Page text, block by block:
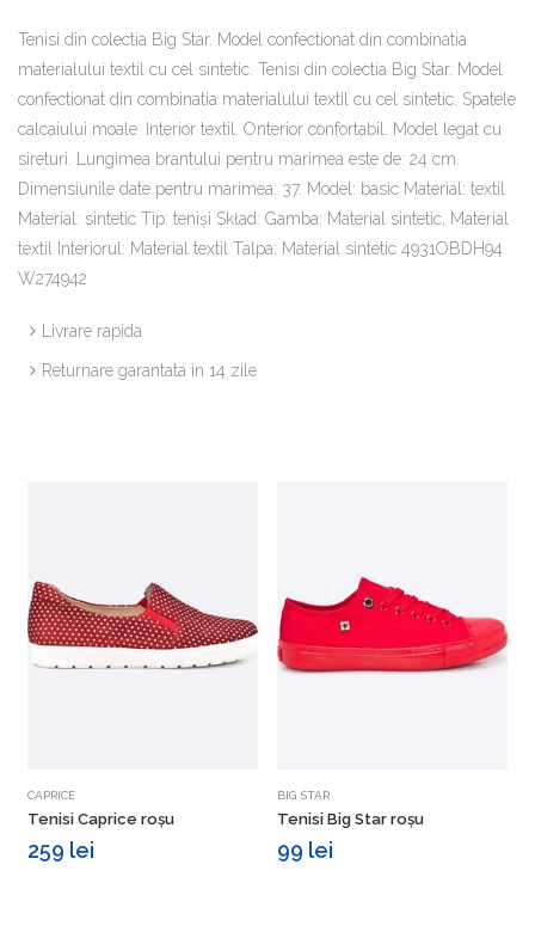
Tenisi din colectia Big Star. Model confectionat din combinatia
materialului textil cu cel sintetic. Tenisi din colectia Big Star. Model
confectionat din combinatia materialului textil cu cel sintetic. Spatele
calcaiului moale. Interior textil. Onterior confortabil. Model legat cu
sireturi. Lungimea brantului pentru marimea este de: 24 cm.
Dimensiunile date pentru marimea: 37. Model: basic Material: textil
Material: sintetic Tip: tenişi Skład: Gamba: Material sintetic, Material
textil Interiorul: Material textil Talpa: Material sintetic 4931OBDH94
W274942
Livrare rapida
Returnare garantata in 14 zile
CAPRICE
Tenisi Caprice roșu
259 lei
BIG STAR
Tenisi Big Star roșu
99 lei